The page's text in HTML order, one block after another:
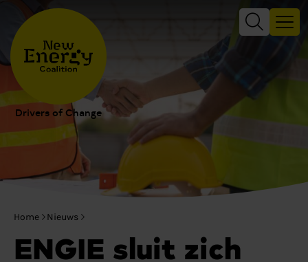
Drivers of Change
Home Nieuws
ENGIE sluit zich